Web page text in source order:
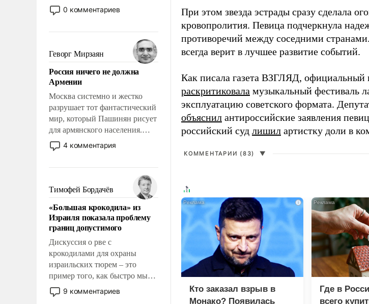
США потребуется более трех
лет. Даже небольшая война с
Сложившаяся ситуация
означает многолетний период
уязвимости США, например,
перед Китаем.
0 комментариев
Геворг Мирзаян
Россия ничего не должна
Армении
Москва системно и жестко
разрушает тот фантастический
мир, который Пашинян рисует
для армянского населения.
Мир, где этому населению все
должны просто по
политические прожекты будут
беспрекословно оплачиваться
за счет российских
налогоплательщиков и где за
свои поступки не нужно
отвечать.
4 комментария
Тимофей Бордачёв
«Большая крокодила» из
Израиля показала проблему
границ допустимого
Дискуссия о рве с
крокодилами для охраны
израильских тюрем – это
пример того, как быстро мы
двигаемся по пути
революционных изменений.
9 комментариев
При этом звезда эстрады сразу сделала
кровопролития. Певица подчеркнула
противоречий между соседними
всегда верит в лучшее развитие событий.
Как писала газета ВЗГЛЯД,
раскритиковала музыкальный фестиваль
эксплуатацию советского формата.
объяснил антироссийские заявления
российский суд лишил артистку доли в
КОММЕНТАРИИ (83) ▼
i
Кто заказал взрыв в
Монако? Появилась
Где в
всего